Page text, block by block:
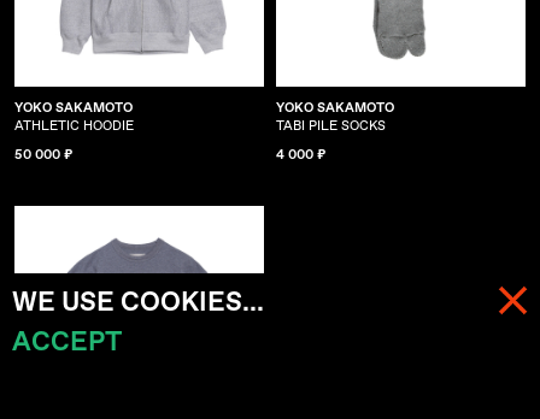
МЕНЮ
YOKO SAKAMOTO
ATHLETIC HOODIE
50 000 ₽
YOKO SAKAMOTO
TABI PILE SOCKS
4 000 ₽
WE USE COOKIES...
ACCEPT